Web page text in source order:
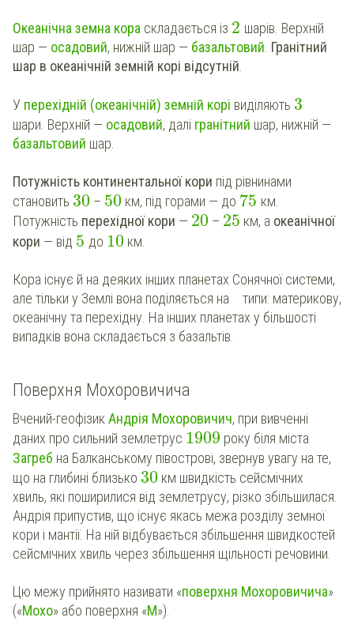
Океанічна земна кора складається із 2 шарів. Верхній
шар — осадовий, нижній шар — базальтовий Гранітний
шар в океанічній земній корі відсутній
У перехідній (океанічній) земній корі виділяють 3
шари. Верхній — осадовий, далі гранітний шар, нижній —
базальтовий шар.
Потужність континентальної кори під рівнинами
становить 30 – 50 км, під горами — до 75 км.
Потужність перехідної кори — 20 – 25 км, а океанічної
кори — від 5 до 10 км.
Кора існує й на деяких інших планетах Сонячної системи,
але тільки у Землі вона поділяється на
типи: материкову,
океанічну та перехідну. На інших планетах у більшості
випадків вона складається з базальтів.
Поверхня Мохоровичича
Вчений-геофізик Андрія Мохоровичич, при вивченні
даних про сильний землетрус 1909 року біля міста
Загреб на Балканському півострові, звернув увагу на те,
що на глибині близько 30 км швидкість сейсмічних
хвиль, які поширилися від землетрусу, різко збільшилася.
Андрія припустив, що існує якась межа розділу земної
кори і мантії. На ній відбувається збільшення швидкостей
сейсмічних хвиль через збільшення щільності речовини.
Цю межу прийнято називати «поверхня Мохоровичича»
(«Мохо» або поверхня «М»).